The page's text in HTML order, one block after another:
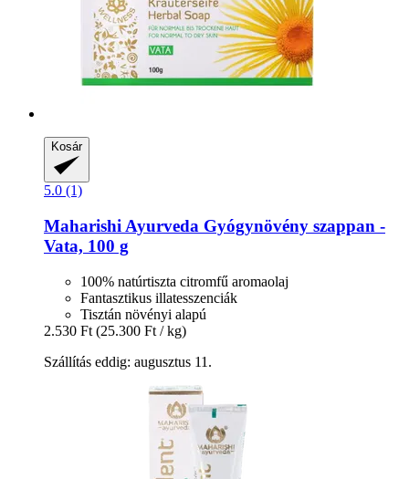
Kosár
5.0 (1)
Maharishi Ayurveda Gyógynövény szappan -​
Vata, 100 g
100% natúrtiszta citromfű aromaolaj
Fantasztikus illatesszenciák
Tisztán növényi alapú
2.530 Ft (25.300 Ft / kg)
Szállítás eddig: augusztus 11.